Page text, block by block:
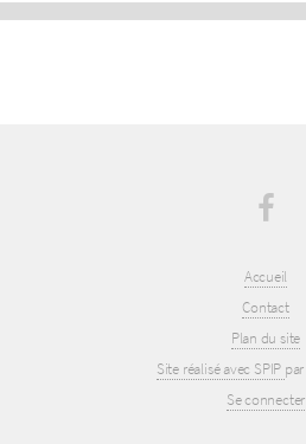
Accueil
Contact
Plan du site
Site réalisé avec SPIP par
Se connecter